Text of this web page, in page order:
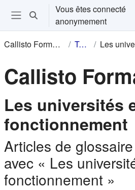
Passer au contenu principal
Ouvrir le menu de navigation
Activer/désactiver la saisie de
Vous êtes connecté
anonymement
Callisto Formation Tags
Callisto
Les universités
fonctionnement
Articles de
avec « Les
fonctionnement »